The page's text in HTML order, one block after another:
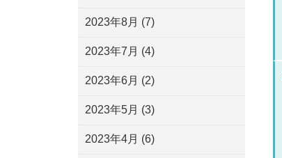
2023年8月 (7)
2023年7月 (4)
2023年6月 (2)
2023年5月 (3)
2023年4月 (6)